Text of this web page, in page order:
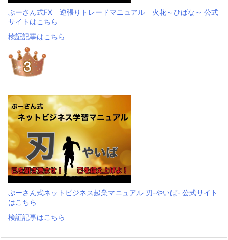
ぷーさん式FX 逆張りトレードマニュアル 火花～ひばな～ 公式
サイトはこちら
検証記事はこちら
ぷーさん式ネットビジネス起業マニュアル 刃-やいば- 公式サイト
はこちら
検証記事はこちら